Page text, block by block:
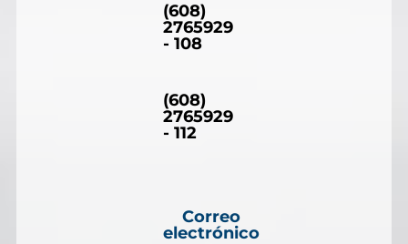
(608)
2765929
- 108
(608)
2765929
- 112
Correo
electrónico